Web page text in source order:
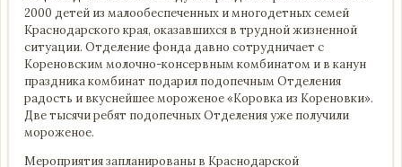
2000 детей из малообеспеченных и многодетных семей
Краснодарского края, оказавшихся в трудной жизненной
ситуации. Отделение фонда давно сотрудничает с
Кореновским молочно-консервным комбинатом и в канун
праздника комбинат подарил подопечным Отделения
радость и вкуснейшее мороженое «Коровка из Кореновки».
Две тысячи ребят подопечных Отделения уже получили
мороженое.
Мероприятия запланированы в Краснодарской